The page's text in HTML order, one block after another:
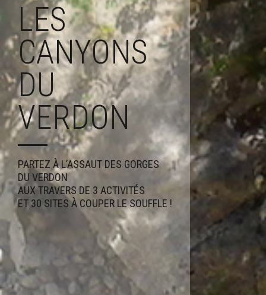
LES
CANYONS
DU
VERDON
PARTEZ À L’ASSAUT DES GORGES
DU VERDON
AUX TRAVERS DE 3 ACTIVITÉS
ET 30 SITES À COUPER LE SOUFFLE !